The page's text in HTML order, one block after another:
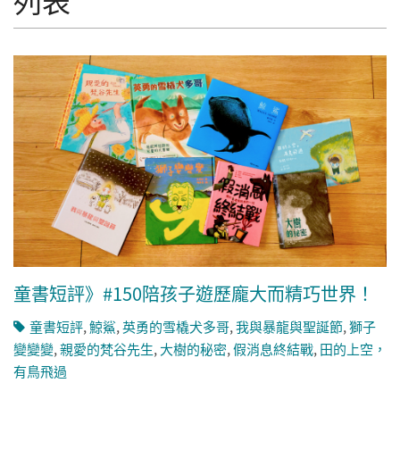
童書短評》#150陪孩子遊歷龐大而精巧世界！
童書短評,鯨鯊,英勇的雪橇犬多哥,我與暴龍與聖誕節,獅子
變變變,親愛的梵谷先生,大樹的秘密,假消息終結戰,田的上空，
有鳥飛過